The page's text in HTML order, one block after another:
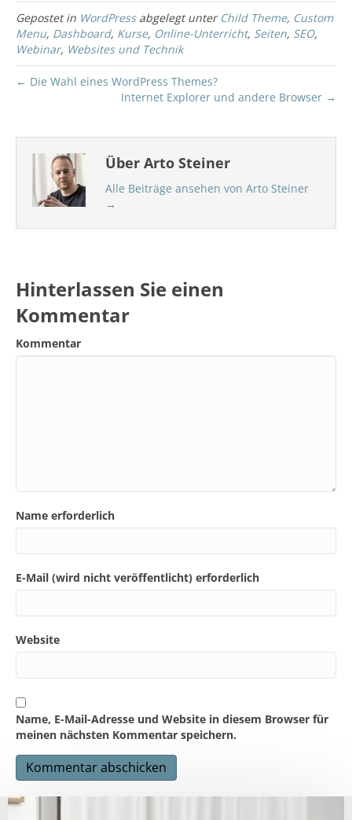
Gepostet in WordPressabgelegt unter Child Theme, Custom
Menu, Dashboard, Kurse, Online-Unterricht, Seiten, SEO,
Webinar, Websites und Technik
← Die Wahl eines WordPress Themes?
Internet Explorer und andere Browser →
Über Arto Steiner
Alle Beiträge ansehen von Arto Steiner
→
Hinterlassen Sie einen
Kommentar
Kommentar
Name erforderlich
E-Mail (wird nicht veröffentlicht) erforderlich
Website
Name, E-Mail-Adresse und Website in diesem Browser für
meinen nächsten Kommentar speichern.
A